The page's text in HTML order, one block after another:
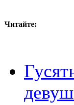
Читайте: